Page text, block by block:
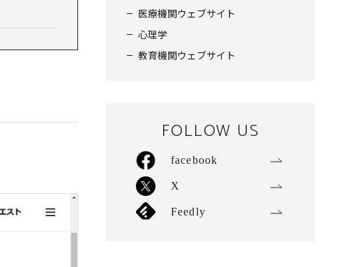
医療機関ウェブサイト
心理学
教育機関ウェブサイト
FOLLOW US
facebook
X
Feedly